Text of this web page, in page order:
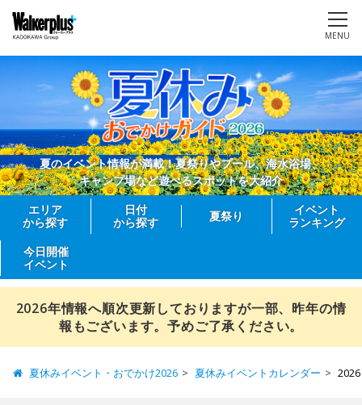
MENU
夏のイベント情報が満載！夏祭りやプール、海水浴場、
キャンプ場など遊べるスポットを大紹介
エリア
から探す
日付
から探す
夏祭り
イベント
ランキング
今日開催
イベント
2026年情報へ順次更新しておりますが一部、昨年の情
報もございます。予めご了承ください。
夏休みイベント・おでかけ2026 夏休みイベントカレンダー